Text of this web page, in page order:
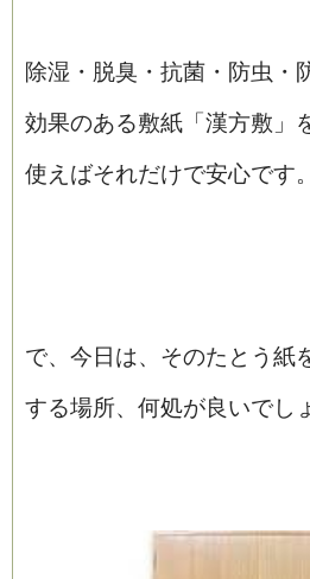
除湿・脱臭・抗菌・防虫・
効果のある敷紙「漢方敷」
使えばそれだけで安心です。
で、今日は、そのたとう紙
する場所、何処が良いでし